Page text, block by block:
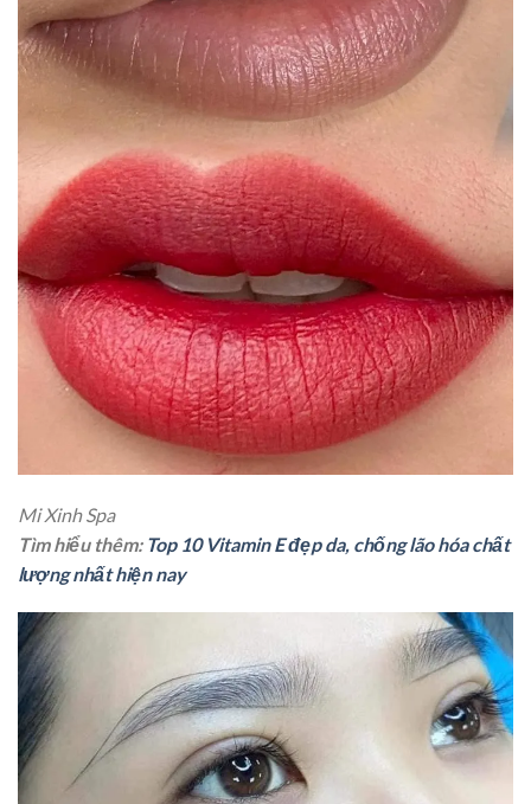
Mi Xinh Spa
Tìm hiểu thêm: Top 10 Vitamin E đẹp da, chống lão hóa chất
lượng nhất hiện nay